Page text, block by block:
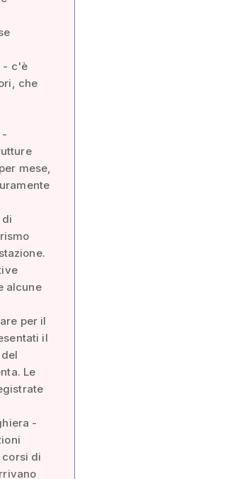
- c'è
che
-
mese,
alcune
per il
il
Le
-
di